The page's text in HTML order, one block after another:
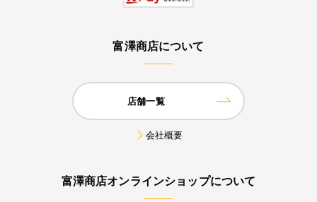
富澤商店について
店舗一覧
会社概要
富澤商店オンラインショップについて